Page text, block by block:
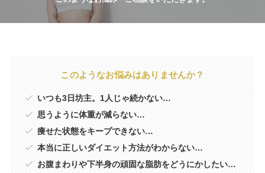
このようなお悩みはありませんか？
いつも3日坊主。1人じゃ続かない…
思うように体重が減らない…
痩せた状態をキープできない…
本当に正しいダイエット方法がわからない…
お腹まわりや下半身の頑固な脂肪をどうにかしたい…